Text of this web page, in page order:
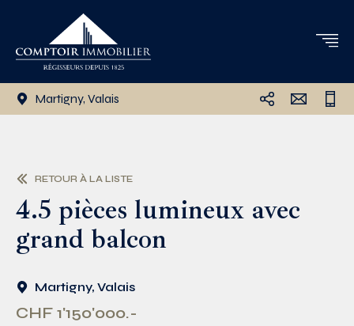
Martigny, Valais
RETOUR À LA LISTE
4.5 pièces lumineux avec
grand balcon
Martigny, Valais
CHF 1'150'000.-